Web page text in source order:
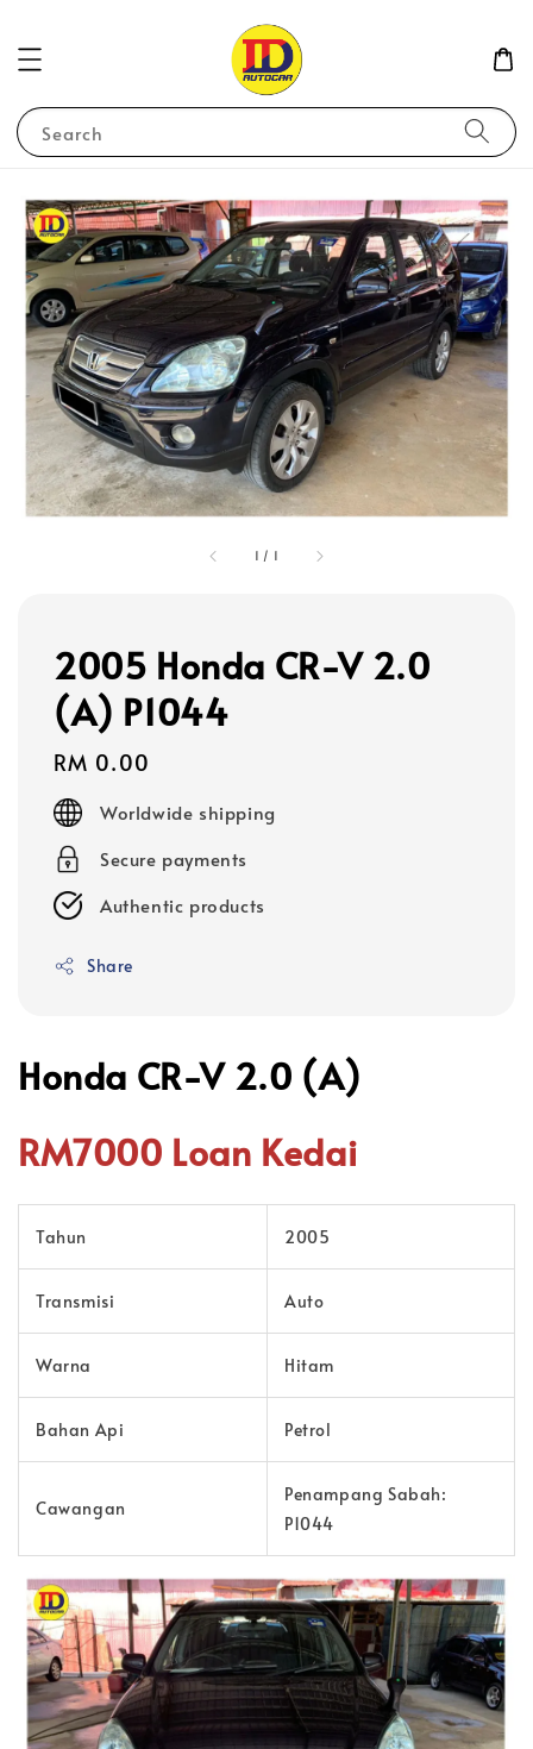
Search
1 / 1
2005 Honda CR-V 2.0
(A) P1044
Regular
price
RM 0.00
Worldwide shipping
Secure payments
Authentic products
Share
Honda CR-V 2.0 (A)
RM7000 Loan Kedai
Tahun 2005
Transmisi Auto
Warna Hitam
Bahan Api Petrol
Cawangan
Penampang Sabah:
P1044